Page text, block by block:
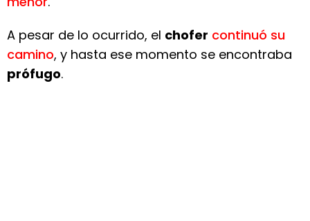
A pesar de lo ocurrido, el chofer continuó su
camino, y hasta ese momento se encontraba
prófugo.